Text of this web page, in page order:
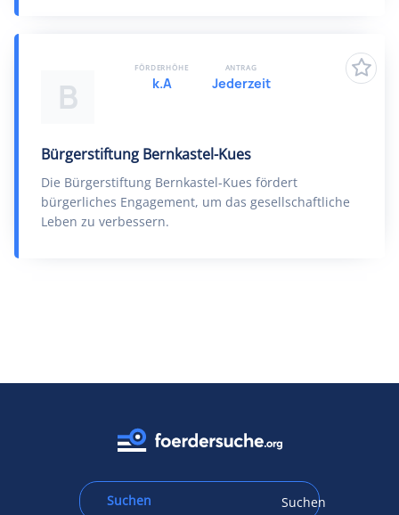
B
Bürgerstiftung Bernkastel-Kues
Die Bürgerstiftung Bernkastel-Kues fördert
bürgerliches Engagement, um das gesellschaftliche
Leben zu verbessern.
FÖRDERHÖHE
k.A
ANTRAG
Jederzeit
Suchen